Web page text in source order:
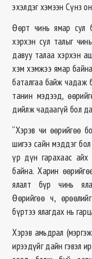
эхэлдэг хэмээн Сүнз
Өөрт чинь ямар сул
хэрхэн сул талыг
давуу талаа хэрхэн
хэм хэмжээ ямар
баталгаа байж чадаж
танин мэдээд,
дийлж чадаагүй бол
“Хэрэв чи өөрийгөө
шигээ сайн мэддэг
үр дүн гарахаас айх
байна. Харин
ялалт бүр чинь
Өөрийгөө ч,
бүртээ ялагдах нь
Хэрэв амьдрал
ирээдүйг дайн гэвэл